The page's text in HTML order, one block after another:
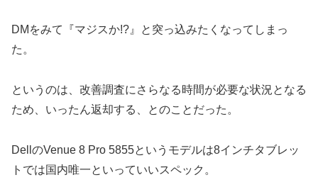
DMをみて『マジスか!?』と突っ込みたくなってしまっ
た。
というのは、改善調査にさらなる時間が必要な状況となる
ため、いったん返却する、とのことだった。
DellのVenue 8 Pro 5855というモデルは8インチタブレッ
トでは国内唯一といっていいスペック。